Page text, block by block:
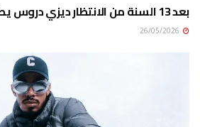
بعد 13 السنة من الانتظار ديزي دروس يطلق ألبوم “أفلام”